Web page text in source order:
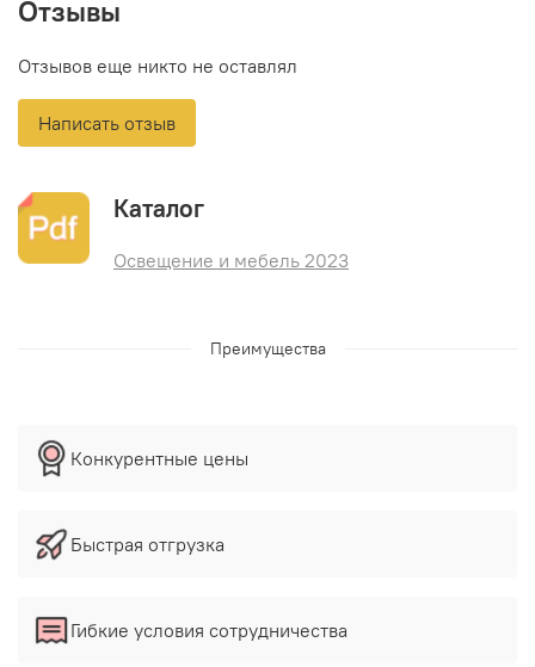
Отзывы
Отзывов еще никто не оставлял
Написать отзыв
Каталог
Освещение и мебель 2023
Преимущества
Конкурентные цены
Быстрая отгрузка
Гибкие условия сотрудничества